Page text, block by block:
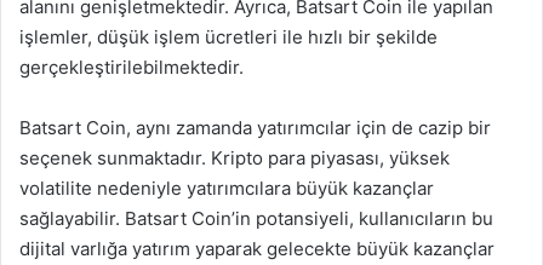
alanını genişletmektedir. Ayrıca, Batsart Coin ile yapılan
işlemler, düşük işlem ücretleri ile hızlı bir şekilde
gerçekleştirilebilmektedir.
Batsart Coin, aynı zamanda yatırımcılar için de cazip bir
seçenek sunmaktadır. Kripto para piyasası, yüksek
volatilite nedeniyle yatırımcılara büyük kazançlar
sağlayabilir. Batsart Coin’in potansiyeli, kullanıcıların bu
dijital varlığa yatırım yaparak gelecekte büyük kazançlar